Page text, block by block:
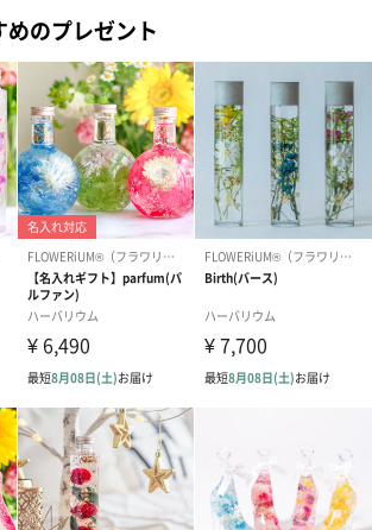
つ美しさを
リザーブトフラワーも良いですが、やはり本
つ美しさがあるのもまた事実です。本物の花
沢さを贈りましょう。
のプレゼント